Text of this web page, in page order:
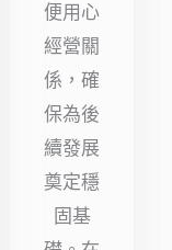
便用心
經營關
係，確
保為後
續發展
奠定穩
固基